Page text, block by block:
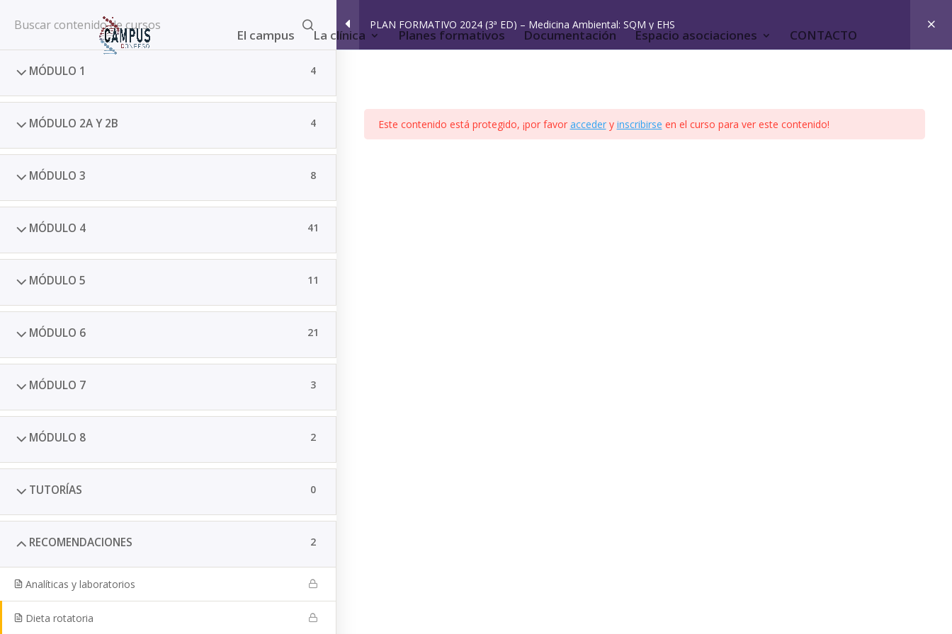
El campus La clínica Planes formativos Documentación Espacio asociaciones CONTACTO
All Courses PLAN FORMATIVO 2024 (3ª ED) – Medicina Ambiental: SQM y EHS
MÓDULO 1 4
MÓDULO 2A Y 2B 4
MÓDULO 3 8
MÓDULO 4 41
MÓDULO 5 11
MÓDULO 6 21
MÓDULO 7 3
MÓDULO 8 2
TUTORÍAS 0
RECOMENDACIONES 2
Analíticas y laboratorios
Dieta rotatoria
Este contenido está protegido, ¡por favor accedery inscribirse en el curso para ver este contenido!
2025 © Confesq |Política de cookies|Política de privacidad